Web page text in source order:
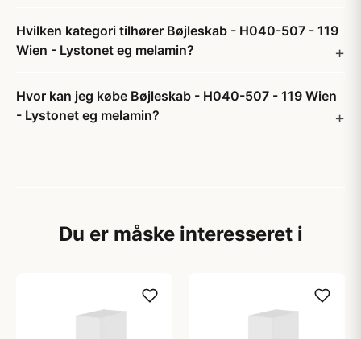
Hvilken kategori tilhører Bøjleskab - H040-507 - 119
Wien - Lystonet eg melamin?
Hvor kan jeg købe Bøjleskab - H040-507 - 119 Wien
- Lystonet eg melamin?
Du er måske interesseret i